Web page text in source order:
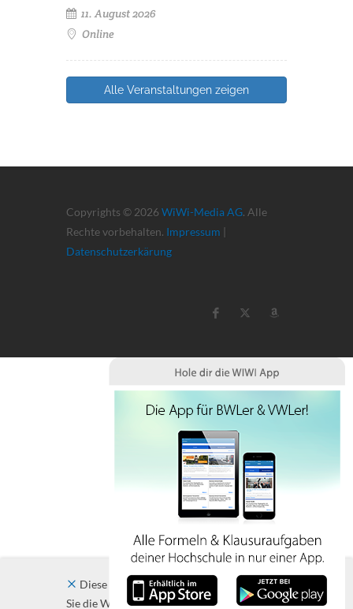
11. August 2026
Online
Alle Veranstaltungen zeigen
Copyrights © 2026 WiWi-Media AG. Alle
Rechte vorbehalten. Impressum |
Datenschutzerkärung
Diese Website verwendet Cookies. Indem
Sie die Website und ihre Angebote nutzen